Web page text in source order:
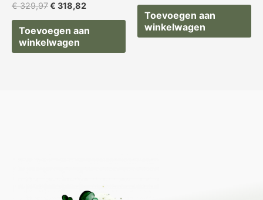
€329,97€ 318,82
Toevoegen aan
winkelwagen
Toevoegen aan
winkelwagen